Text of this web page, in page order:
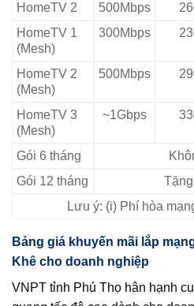
HomeTV 2
500Mbps
HomeTV 1
(Mesh)
300Mbps
HomeTV 2
(Mesh)
500Mbps
HomeTV 3
(Mesh)
~1Gbps
Gói 6 tháng
Gói 12 tháng
Lưu ý: (i) Phí hòa
Bảng giá khuyến mãi lắp
Khê cho doanh nghiệp
VNPT tỉnh Phú Thọ hân hạnh